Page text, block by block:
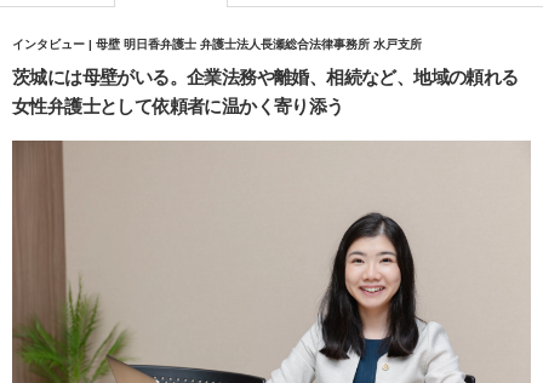
インタビュー | 母壁 明日香弁護士 弁護士法人長瀬総合法律事務所 水戸支所
茨城には母壁がいる。企業法務や離婚、相続など、地域の頼れる
女性弁護士として依頼者に温かく寄り添う